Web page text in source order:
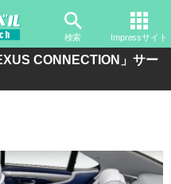
検索 Impressサイト
CONNECTION」サー